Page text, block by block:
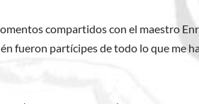
compartidos con el maestro
fueron partícipes de todo lo que me